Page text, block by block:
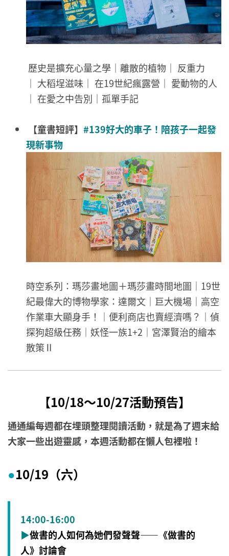
歷史是擴充心量之學｜離散的植物｜ 反重力
｜ 大稻埕滋味｜ 在19世紀瘋露營｜ 愛動物的人
｜ 在愛之中告別｜孤單手記
【童書短評】 #139好大的車子！陪孩子一起發
現新事物
時空系列：瑪莎畫地圖＋瑪莎畫時間地圖｜19世
紀最偉大的博物學家：達爾文｜巨大機場｜高空
作業車大顯身手！｜便利商店也賣經濟嗎？｜偵
探狗超級任務｜妖怪一族1+2｜宮澤賢治的繪本
散策Ⅱ
【10/18～10/27活動預告】
通通編每週都在埋頭整理閱讀活動，就是為了週末給
大家一些出遊靈感，本週活動都在懶人包裡啦！
●10/19（六）
14:00-16:00
▶做書的人如何為她們發聲聲――《做書的
人》討論會